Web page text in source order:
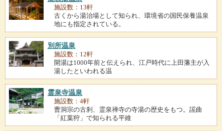
施設数：13軒
古くから湯治場として知られ、環境省の国民保養温泉
地にも指定されている。
別所温泉
施設数：12軒
開湯は1000年前と伝えられ、江戸時代に上田藩主が入
湯したといわれる温
霊泉寺温泉
施設数：4軒
曹洞宗の古刹、霊泉禅寺の寺湯の歴史をもつ。謡曲
「紅葉狩」で知られる平維